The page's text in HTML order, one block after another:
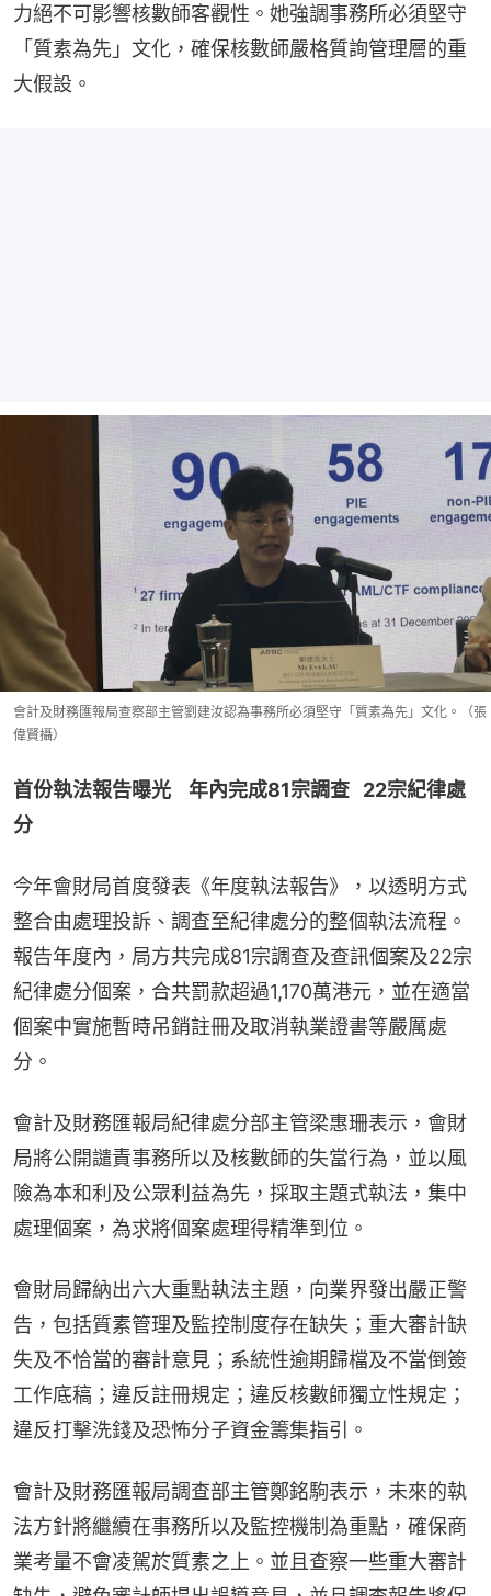
力絕不可影響核數師客觀性。她強調事務所必須堅守
「質素為先」文化，確保核數師嚴格質詢管理層的重
大假設。
會計及財務匯報局查察部主管劉建汝認為事務所必須堅守「質素為先」文化。（張
偉賢攝）
首份執法報告曝光    年內完成81宗調查   22宗紀律處
分
今年會財局首度發表《年度執法報告》，以透明方式
整合由處理投訴、調查至紀律處分的整個執法流程。
報告年度內，局方共完成81宗調查及查訊個案及22宗
紀律處分個案，合共罰款超過1,170萬港元，並在適當
個案中實施暫時吊銷註冊及取消執業證書等嚴厲處
分。
會計及財務匯報局紀律處分部主管梁惠珊表示，會財
局將公開譴責事務所以及核數師的失當行為，並以風
險為本和利及公眾利益為先，採取主題式執法，集中
處理個案，為求將個案處理得精準到位。
會財局歸納出六大重點執法主題，向業界發出嚴正警
告，包括質素管理及監控制度存在缺失；重大審計缺
失及不恰當的審計意見；系統性逾期歸檔及不當倒簽
工作底稿；違反註冊規定；違反核數師獨立性規定；
違反打擊洗錢及恐怖分子資金籌集指引。
會計及財務匯報局調查部主管鄭銘駒表示，未來的執
法方針將繼續在事務所以及監控機制為重點，確保商
業考量不會凌駕於質素之上。並且查察一些重大審計